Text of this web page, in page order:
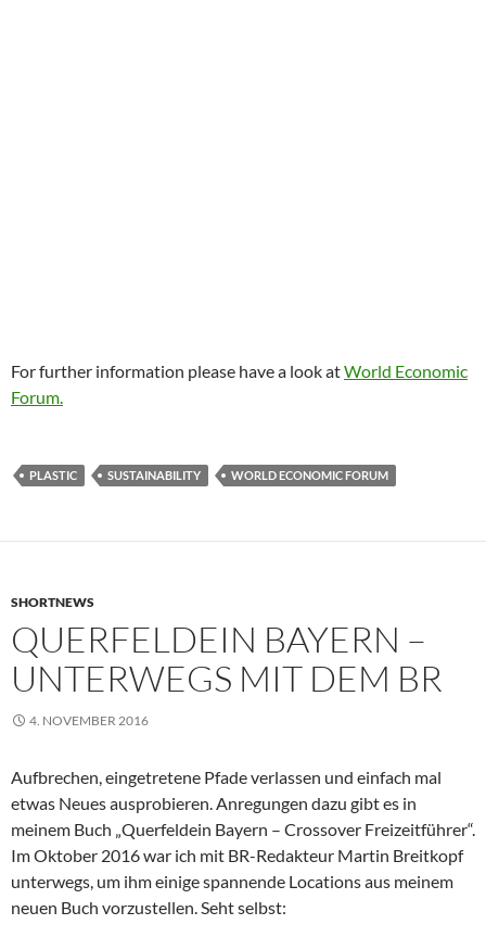
For further information please have a look atWorld Economic
Forum.
PLASTIC SUSTAINABILITY WORLD ECONOMIC FORUM
SHORTNEWS
QUERFELDEIN BAYERN –
UNTERWEGS MIT DEM BR
4. NOVEMBER 2016
Aufbrechen, eingetretene Pfade verlassen und einfach mal
etwas Neues ausprobieren. Anregungen dazu gibt es in
meinem Buch „Querfeldein Bayern – Crossover Freizeitführer“.
Im Oktober 2016 war ich mit BR-Redakteur Martin Breitkopf
unterwegs, um ihm einige spannende Locations aus meinem
neuen Buch vorzustellen. Seht selbst: